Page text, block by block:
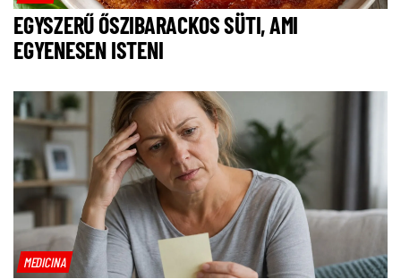
EGYSZERŰ ŐSZIBARACKOS SÜTI, AMI
EGYENESEN ISTENI
MEDICINA